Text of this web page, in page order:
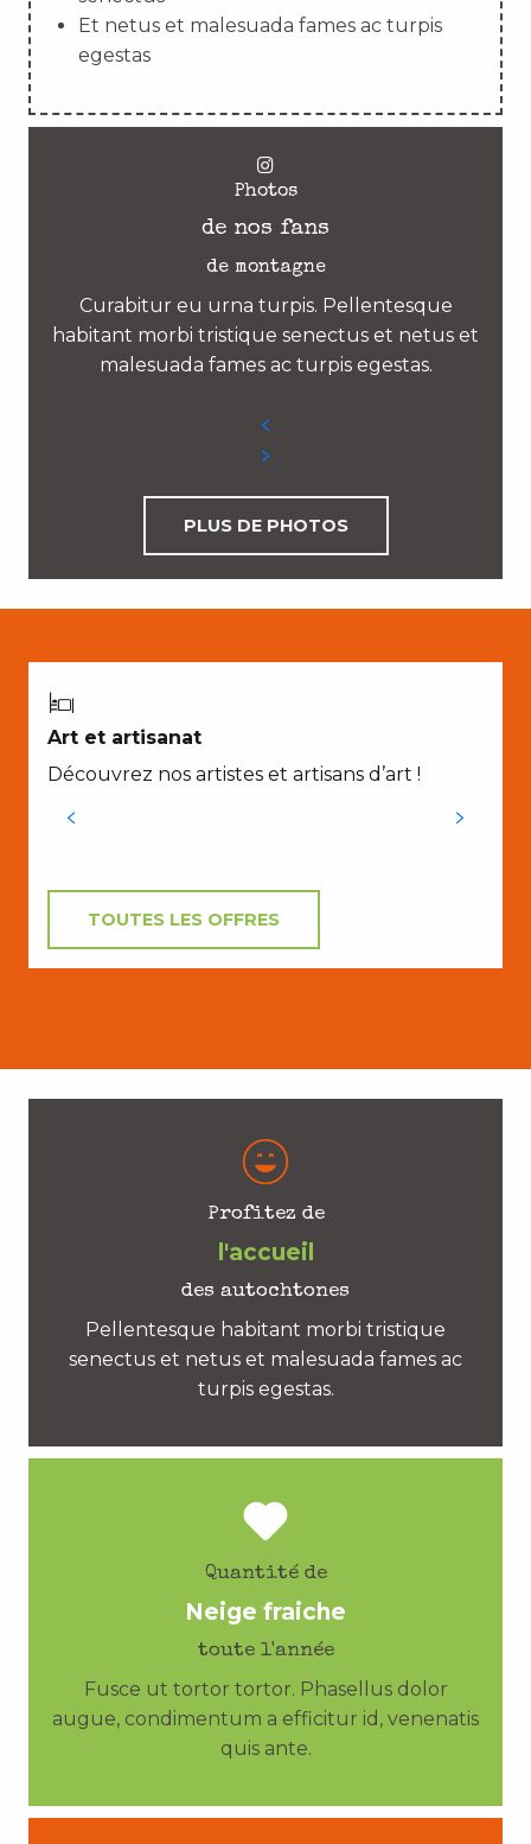
Et netus et malesuada fames ac turpis
egestas
Photos
de nos fans
de montagne
Curabitur eu urna turpis. Pellentesque
habitant morbi tristique senectus et netus et
malesuada fames ac turpis egestas.
PLUS DE PHOTOS
Art et artisanat
Découvrez nos artistes et artisans d’art !
TOUTES LES OFFRES
Profitez de
l'accueil
des autochtones
Pellentesque habitant morbi tristique
senectus et netus et malesuada fames ac
turpis egestas.
Quantité de
Neige fraiche
toute l'année
Fusce ut tortor tortor. Phasellus dolor
augue, condimentum a efficitur id, venenatis
quis ante.